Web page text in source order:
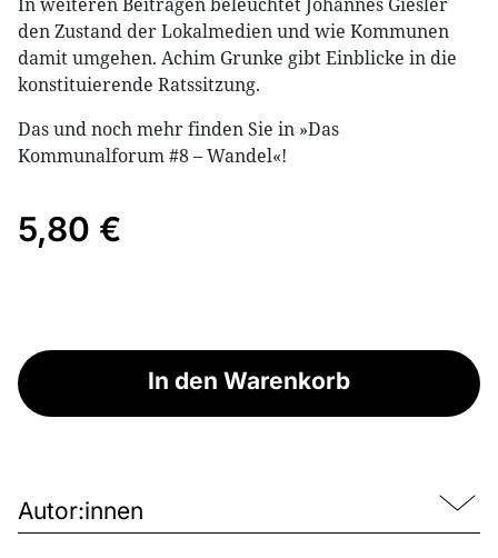
den Zustand der Lokalmedien und wie Kommunen
damit umgehen. Achim Grunke gibt Einblicke in die
konstituierende Ratssitzung.
Das und noch mehr finden Sie in »Das
Kommunalforum #8 – Wandel«!
5,80 €
In den Warenkorb
Autor:innen